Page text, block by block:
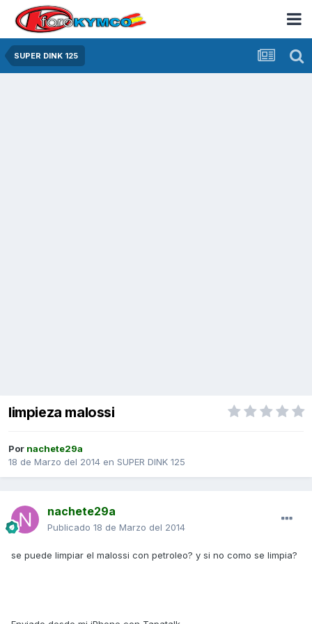
SUPER DINK 125
limpieza malossi
Por nachete29a
18 de Marzo del 2014 en SUPER DINK 125
nachete29a
Publicado 18 de Marzo del 2014
se puede limpiar el malossi con petroleo? y si no como se limpia?